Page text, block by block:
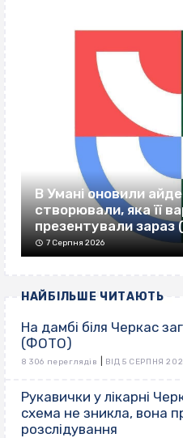
В Умані оновили
створювали, яка її
презентували
7 Серпня 2026
НАЙБІЛЬШЕ ЧИТАЮТЬ
На дамбі біля Черкас
(ФОТО)
8 306 переглядів ВІД 5 СЕРПНЯ
Рукавички у лікарні
схема не зникла, вона
розслідування